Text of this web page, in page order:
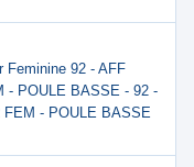
Feminine 92 - AFF
- POULE BASSE - 92 -
FEM - POULE BASSE